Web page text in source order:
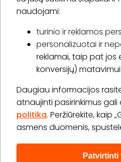
naudojami:
turinio ir reklamos
personalizuotai ir
reklamai, taip pat jos
konversijų) matavimui.
Daugiau informacijos
atnaujinti pasirinkimus gali
politika. Peržiūrėkite, kaip
asmens duomenis,
Patvirtinti
Apie „BookitNow“
Informacija
„GERA DOVANA“ GRUPĖ